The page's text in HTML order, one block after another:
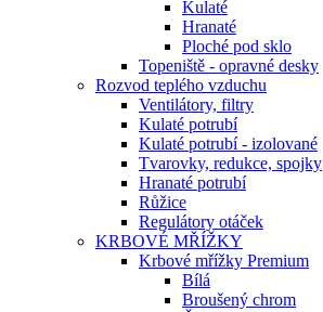
Kulaté
Hranaté
Ploché pod sklo
Topeniště - opravné desky
Rozvod teplého vzduchu
Ventilátory, filtry
Kulaté potrubí
Kulaté potrubí - izolované
Tvarovky, redukce, spojky
Hranaté potrubí
Růžice
Regulátory otáček
KRBOVÉ MŘÍŽKY
Krbové mřížky Premium
Bílá
Broušený chrom